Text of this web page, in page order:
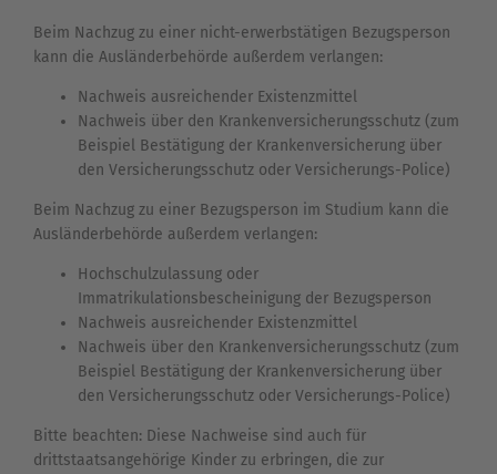
Beim Nachzug zu einer nicht-erwerbstätigen Bezugsperson
kann die Ausländerbehörde außerdem verlangen:
Nachweis ausreichender Existenzmittel
Nachweis über den Krankenversicherungsschutz (zum
Beispiel Bestätigung der Krankenversicherung über
den Versicherungsschutz oder Versicherungs-Police)
Beim Nachzug zu einer Bezugsperson im Studium kann die
Ausländerbehörde außerdem verlangen:
Hochschulzulassung oder
Immatrikulationsbescheinigung der Bezugsperson
Nachweis ausreichender Existenzmittel
Nachweis über den Krankenversicherungsschutz (zum
Beispiel Bestätigung der Krankenversicherung über
den Versicherungsschutz oder Versicherungs-Police)
Bitte beachten: Diese Nachweise sind auch für
drittstaatsangehörige Kinder zu erbringen, die zur